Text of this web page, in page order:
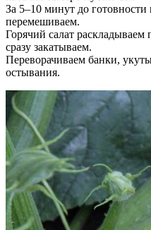
За 5–10 минут до
перемешиваем.
Горячий салат
сразу закатываем.
Переворачиваем банки,
остывания.